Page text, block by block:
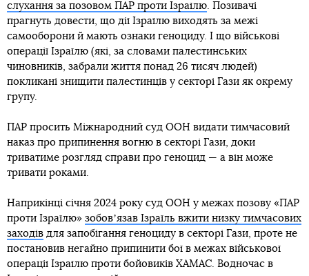
слухання за позовом ПАР проти Ізраїлю. Позивачі
прагнуть довести, що дії Ізраїлю виходять за межі
самооборони й мають ознаки геноциду. І що військові
операції Ізраїлю (які, за словами палестинських
чиновників, забрали життя понад 26 тисяч людей)
покликані знищити палестинців у секторі Гази як окрему
групу.
ПАР просить Міжнародний суд ООН видати тимчасовий
наказ про припинення вогню в секторі Гази, доки
триватиме розгляд справи про геноцид — а він може
тривати роками.
Наприкінці січня 2024 року суд ООН у межах позову «ПАР
проти Ізраїлю» зобовʼязав Ізраїль вжити низку тимчасових
заходів для запобігання геноциду в секторі Гази, проте не
постановив негайно припинити бої в межах військової
операції Ізраїлю проти бойовиків ХАМАС. Водночас в